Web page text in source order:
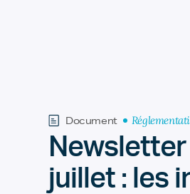
Document
juillet : les